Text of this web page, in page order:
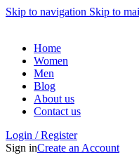
Skip to navigation Skip to
Home
Women
Men
Blog
About us
Contact us
Login / Register
Sign inCreate an Account